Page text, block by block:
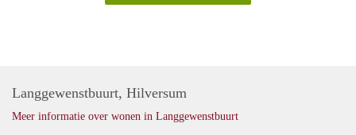
Langgewenstbuurt, Hilversum
Meer informatie over wonen in Langgewenstbuurt